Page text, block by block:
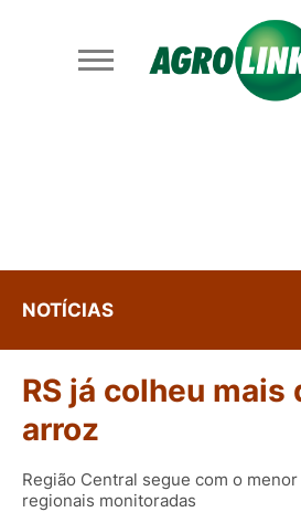
NOTÍCIAS
RS já colheu mais
arroz
Região Central segue com o
regionais monitoradas